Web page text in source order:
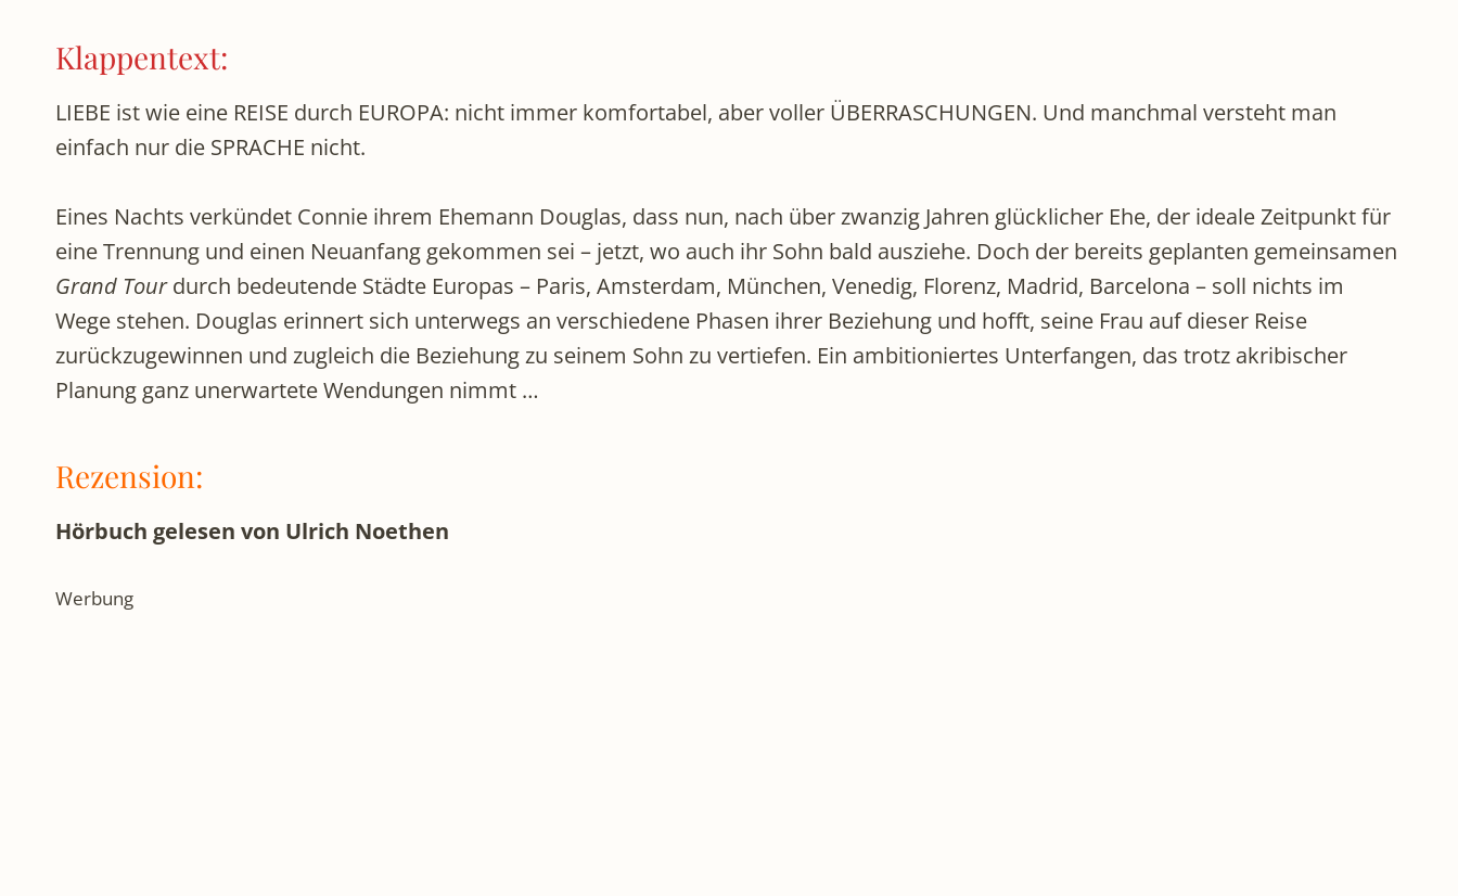
Klappentext:
LIEBE ist wie eine REISE durch EUROPA: nicht immer komfortabel, aber voller ÜBERRASCHUNGEN. Und manchmal versteht man
einfach nur die SPRACHE nicht.
Eines Nachts verkündet Connie ihrem Ehemann Douglas, dass nun, nach über zwanzig Jahren glücklicher Ehe, der ideale Zeitpunkt für
eine Trennung und einen Neuanfang gekommen sei – jetzt, wo auch ihr Sohn bald ausziehe. Doch der bereits geplanten gemeinsamen
Grand Tourdurch bedeutende Städte Europas – Paris, Amsterdam, München, Venedig, Florenz, Madrid, Barcelona – soll nichts im
Wege stehen. Douglas erinnert sich unterwegs an verschiedene Phasen ihrer Beziehung und hofft, seine Frau auf dieser Reise
zurückzugewinnen und zugleich die Beziehung zu seinem Sohn zu vertiefen. Ein ambitioniertes Unterfangen, das trotz akribischer
Planung ganz unerwartete Wendungen nimmt …
Rezension:
Hörbuch gelesen von Ulrich Noethen
Werbung